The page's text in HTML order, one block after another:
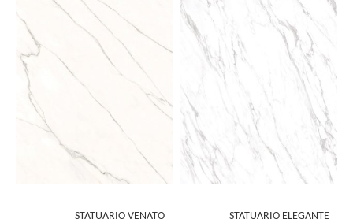
STATUARIO ELEGANTE
STATUARIO VENATO